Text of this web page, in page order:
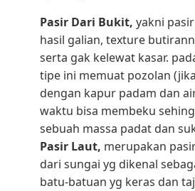
Pasir Dari Bukit, yakni
hasil galian, texture
serta gak kelewat kasar.
tipe ini memuat pozolan
dengan kapur padam dan
waktu bisa membeku
sebuah massa padat dan
Pasir Laut, merupakan
dari sungai yg dikenal
batu-batuan yg keras dan